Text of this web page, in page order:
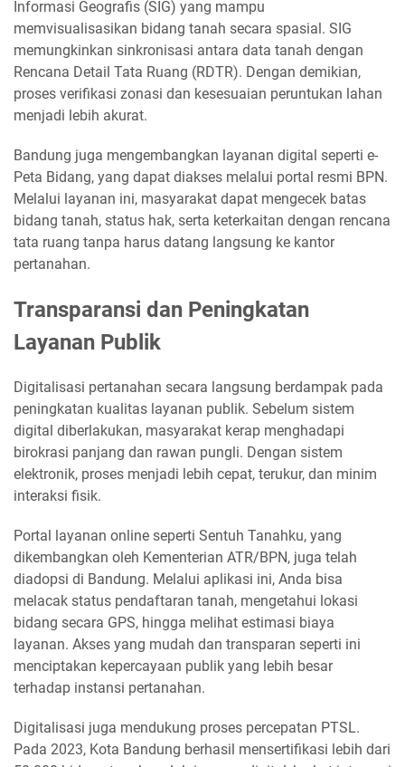
Informasi Geografis (SIG) yang mampu
memvisualisasikan bidang tanah secara spasial. SIG
memungkinkan sinkronisasi antara data tanah dengan
Rencana Detail Tata Ruang (RDTR). Dengan demikian,
proses verifikasi zonasi dan kesesuaian peruntukan lahan
menjadi lebih akurat.
Bandung juga mengembangkan layanan digital seperti e-
Peta Bidang, yang dapat diakses melalui portal resmi BPN.
Melalui layanan ini, masyarakat dapat mengecek batas
bidang tanah, status hak, serta keterkaitan dengan rencana
tata ruang tanpa harus datang langsung ke kantor
pertanahan.
Transparansi dan Peningkatan
Layanan Publik
Digitalisasi pertanahan secara langsung berdampak pada
peningkatan kualitas layanan publik. Sebelum sistem
digital diberlakukan, masyarakat kerap menghadapi
birokrasi panjang dan rawan pungli. Dengan sistem
elektronik, proses menjadi lebih cepat, terukur, dan minim
interaksi fisik.
Portal layanan online seperti Sentuh Tanahku, yang
dikembangkan oleh Kementerian ATR/BPN, juga telah
diadopsi di Bandung. Melalui aplikasi ini, Anda bisa
melacak status pendaftaran tanah, mengetahui lokasi
bidang secara GPS, hingga melihat estimasi biaya
layanan. Akses yang mudah dan transparan seperti ini
menciptakan kepercayaan publik yang lebih besar
terhadap instansi pertanahan.
Digitalisasi juga mendukung proses percepatan PTSL.
Pada 2023, Kota Bandung berhasil mensertifikasi lebih dari